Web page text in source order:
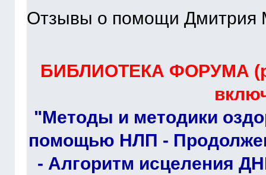
Отзывы о помощи Дмитрия
БИБЛИОТЕКА ФОРУМА
"Методы и методики
помощью НЛП -
- Алгоритм исцеления